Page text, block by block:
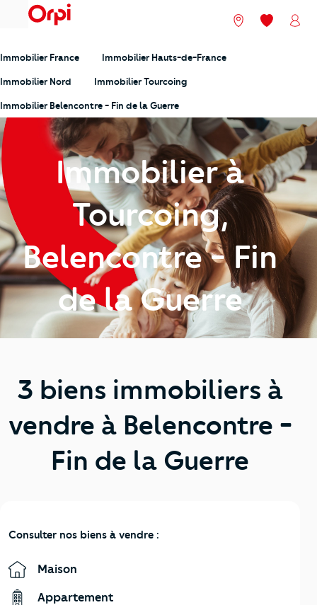
menu Nos agences
Mes
Immobilier France Immobilier Hauts-de-France
Immobilier Nord Immobilier Tourcoing
Immobilier Belencontre - Fin de la Guerre
Immobilier à
Tourcoing,
Belencontre - Fin
de la Guerre
3 biens immobiliers à
vendre à Belencontre -
Fin de la Guerre
Consulter nos biens à vendre :
Maison
Appartement